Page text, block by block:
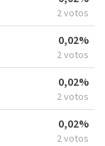
2 votos
0,02%
2 votos
0,02%
2 votos
0,02%
2 votos